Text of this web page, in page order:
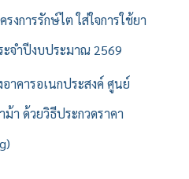
งการรักษ์ไต ใส่ใจการใช้ยา
ะจำปีงบประมาณ 2569
อาคารอเนกประสงค์ ศูนย์
า ด้วยวิธีประกวดราคา